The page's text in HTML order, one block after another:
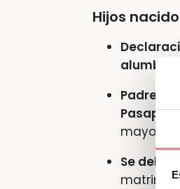
Hijos
Padre y
mayores
Se debe